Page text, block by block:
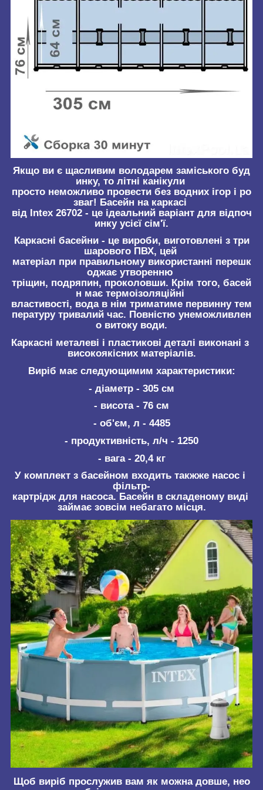
Якщо ви є щасливим володарем заміського буд
инку, то літні канікули
просто неможливо провести без водних ігор і ро
зваг! Басейн на каркасі
від Intex 26702 - це ідеальний варіант для відпоч
инку усієї сім'ї.
Каркасні басейни - це вироби, виготовлені з три
шарового ПВХ, цей
матеріал при правильному використанні перешк
оджає утворенню
тріщин, подряпин, проколовши. Крім того, басей
н має термоізоляційні
властивості, вода в нім триматиме первинну тем
пературу тривалий час. Повністю унеможливлен
о витоку води.
Каркасні металеві і пластикові деталі виконані з
високоякісних матеріалів.
Виріб має следующимим характеристики:
- діаметр - 305 см
- висота - 76 см
- об'єм, л - 4485
- продуктивність, л/ч - 1250
- вага - 20,4 кг
У комплект з басейном входить такжже насос і
фільтр-
картрідж для насоса. Басейн в складеному виді
займає зовсім небагато місця.
Щоб виріб прослужив вам як можна довше, нео